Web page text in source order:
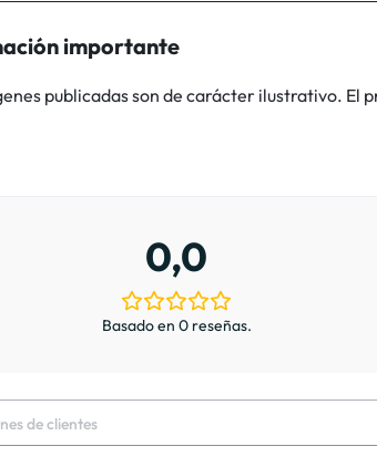
importante
publicadas son de carácter ilustrativo.
0,0
Basado en 0 reseñas.